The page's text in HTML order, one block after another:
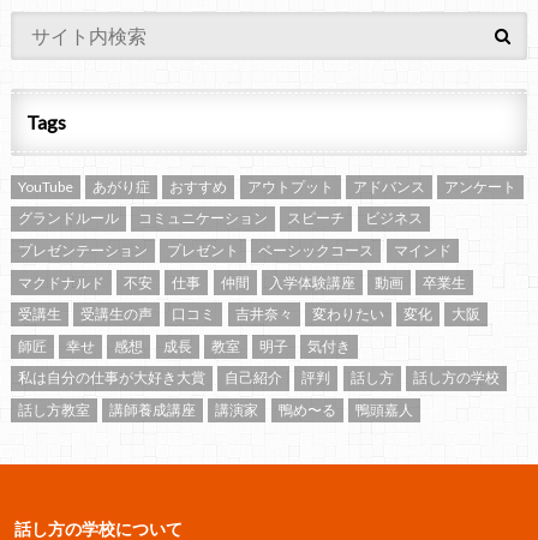
Tags
YouTube あがり症 おすすめ アウトプット アドバンス
アンケート
グランドルール
コミュニケーション スピーチ
ビジネス
プレゼンテーション
プレゼント ベーシックコース
マインド
マクドナルド
不安 仕事 仲間 入学体験講座 動画
卒業生
受講生
受講生の声 口コミ 吉井奈々 変わりたい 変化
大阪
師匠
幸せ 感想 成長 教室 明子
気付き
私は自分の仕事が大好き大賞
自己紹介 評判 話し方
話し方の学校
話し方教室
講師養成講座 講演家 鴨め〜る 鴨頭嘉人
話し方の学校について